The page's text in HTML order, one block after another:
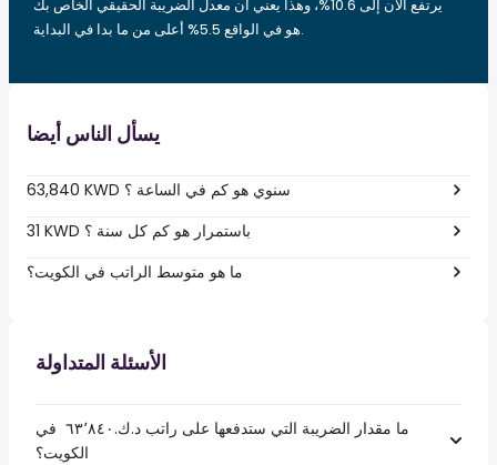
يرتفع الآن إلى 10.6%، وهذا يعني أن معدل الضريبة الحقيقي الخاص بك
هو في الواقع 5.5% أعلى من ما بدا في البداية.
يسأل الناس أيضا
63,840 KWD سنوي هو كم في الساعة ؟
31 KWD باستمرار هو كم كل سنة ؟
ما هو متوسط الراتب في الكويت؟
الأسئلة المتداولة
ما مقدار الضريبة التي ستدفعها على راتب د.ك.‏٦٣٬٨٤٠ ‏ في
الكويت؟